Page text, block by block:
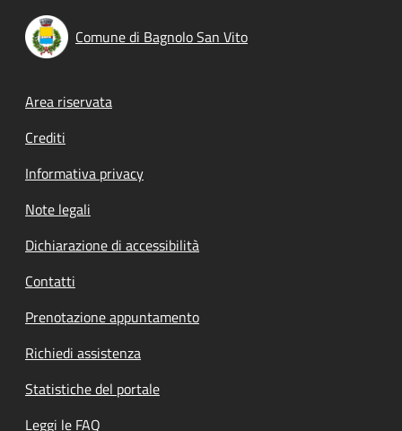
Comune di Bagnolo San Vito
Footer menu
Area riservata
Crediti
Informativa privacy
Note legali
Dichiarazione di accessibilità
Contatti
Prenotazione appuntamento
Richiedi assistenza
Statistiche del portale
Leggi le FAQ